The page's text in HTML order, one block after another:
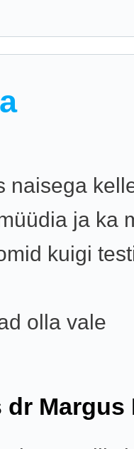
naisega
ja ka
kuigi
olla vale
dr Margus